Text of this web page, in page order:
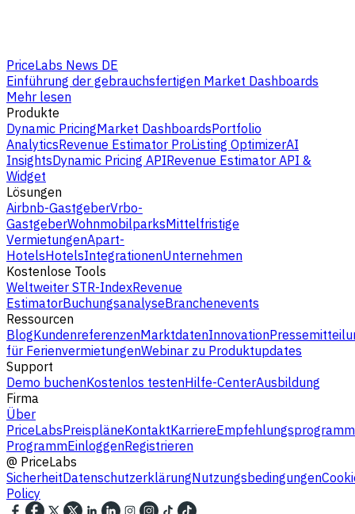
PriceLabs News DE
Einführung der gebrauchsfertigen Market Dashboards
Mehr lesen
Produkte
Dynamic PricingMarket DashboardsPortfolio
AnalyticsRevenue Estimator ProListing OptimizerAI
InsightsDynamic Pricing APIRevenue Estimator API &
Widget
Lösungen
Airbnb-GastgeberVrbo-
GastgeberWohnmobilparksMittelfristige
VermietungenApart-
HotelsHotelsIntegrationenUnternehmen
Kostenlose Tools
Weltweiter STR-IndexRevenue
EstimatorBuchungsanalyseBranchenevents
Ressourcen
BlogKundenreferenzenMarktdatenInnovation
für FerienvermietungenWebinar zu Produktupdates
Support
Demo buchenKostenlos testenHilfe-CenterAusbildung
Firma
Über
PriceLabsPreispläneKontaktKarriereEmpfehlungsprogramm
ProgrammEinloggenRegistrieren
@ PriceLabs
SicherheitDatenschutzerklärungNutzungsbedingungen
Policy